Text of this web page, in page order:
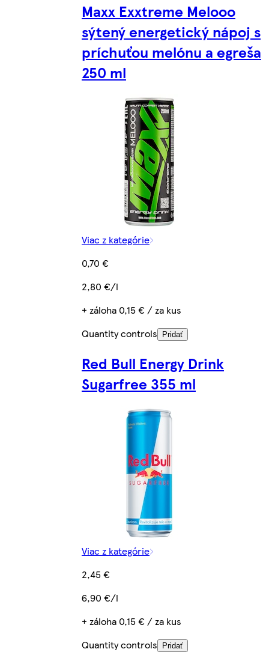
Maxx Exxtreme Melooo
sýtený energetický nápoj s
príchuťou melónu a egreša
250 ml
Viac z kategórie
0,70 €
2,80 €/l
+ záloha 0,15 € / za kus
Quantity controls
Pridať
Red Bull Energy Drink
Sugarfree 355 ml
Viac z kategórie
2,45 €
6,90 €/l
+ záloha 0,15 € / za kus
Quantity controls
Pridať